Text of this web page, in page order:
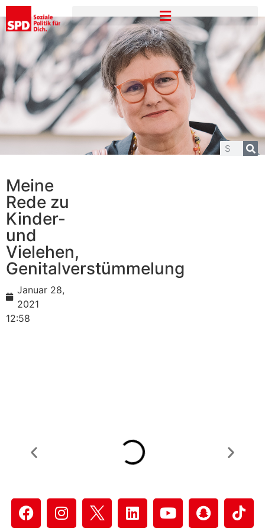
Meine
Rede zu
Kinder-
und
Vielehen,
Genitalverstümmelung
Januar 28,
2021
12:58